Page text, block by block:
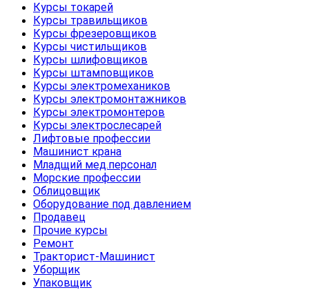
Курсы токарей
Курсы травильщиков
Курсы фрезеровщиков
Курсы чистильщиков
Курсы шлифовщиков
Курсы штамповщиков
Курсы электромехаников
Курсы электромонтажников
Курсы электромонтеров
Курсы электрослесарей
Лифтовые профессии
Машинист крана
Младщий мед.персонал
Морские профессии
Облицовщик
Оборудование под давлением
Продавец
Прочие курсы
Ремонт
Тракторист-Машинист
Уборщик
Упаковщик